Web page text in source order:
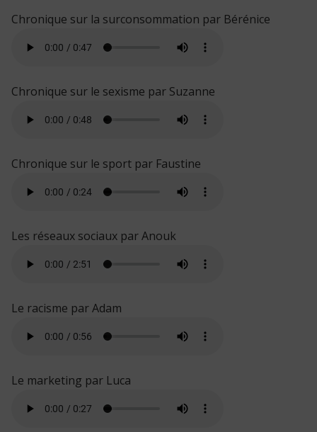
Chronique sur la surconsommation par Bérénice
Chronique sur le sexisme par Suzanne
Chronique sur le sport par Faustine
Les réseaux sociaux par Anouk
Le racisme par Adam
Le marketing par Luca